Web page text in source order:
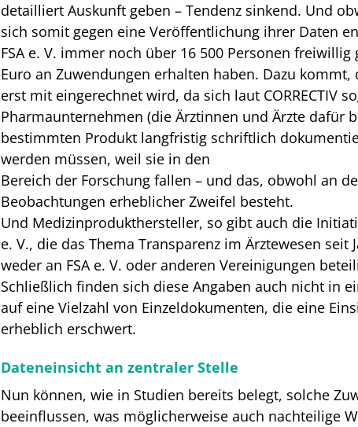
detailliert Auskunft geben – Tendenz sinkend. Und
sich somit gegen eine Veröffentlichung ihrer Daten
FSA e. V. immer noch über 16 500 Personen
Euro an Zuwendungen erhalten haben. Dazu
erst mit eingerechnet wird, da sich laut CORRECTIV
Pharmaunternehmen (die Ärztinnen und Ärzte dafür
bestimmten Produkt langfristig schriftlich
werden müssen, weil sie in den
Bereich der Forschung fallen – und das, obwohl an
Beobachtungen erheblicher Zweifel besteht.
Und Medizinprodukthersteller, so gibt auch die
e. V., die das Thema Transparenz im Ärztewesen
weder an FSA e. V. oder anderen Vereinigungen
Schließlich finden sich diese Angaben auch nicht in
auf eine Vielzahl von Einzeldokumenten, die eine
erheblich erschwert.
Dateneinsicht an zentraler Stelle
Nun können, wie in Studien bereits belegt, solche
beeinflussen, was möglicherweise auch nachteilige